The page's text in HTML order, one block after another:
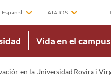
Español ATAJOS
Vida en el campus
en la Universidad Rovira i